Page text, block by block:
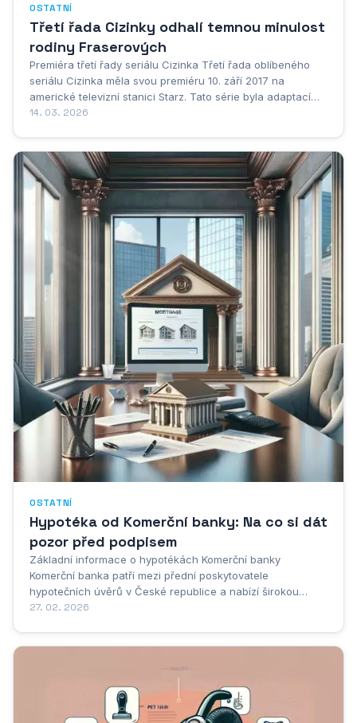
OSTATNÍ
Třetí řada Cizinky odhalí temnou minulost
rodiny Fraserových
Premiéra třetí řady seriálu Cizinka Třetí řada oblíbeného
seriálu Cizinka měla svou premiéru 10. září 2017 na
americké televizní stanici Starz. Tato série byla adaptací
třetího románu Diany Gabaldon s názvem Cestovatelka a
14. 03. 2026
OSTATNÍ
Hypotéka od Komerční banky: Na co si dát
pozor před podpisem
Základní informace o hypotékách Komerční banky
Komerční banka patří mezi přední poskytovatele
hypotečních úvěrů v České republice a nabízí širokou
škálu hypotečních produktů pro různé životní situace.
27. 02. 2026